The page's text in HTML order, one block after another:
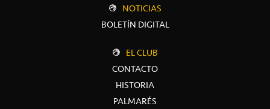
NOTICIAS
BOLETÍN DIGITAL
EL CLUB
CONTACTO
HISTORIA
PALMARÉS